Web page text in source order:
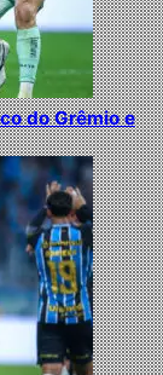
do Grêmio e